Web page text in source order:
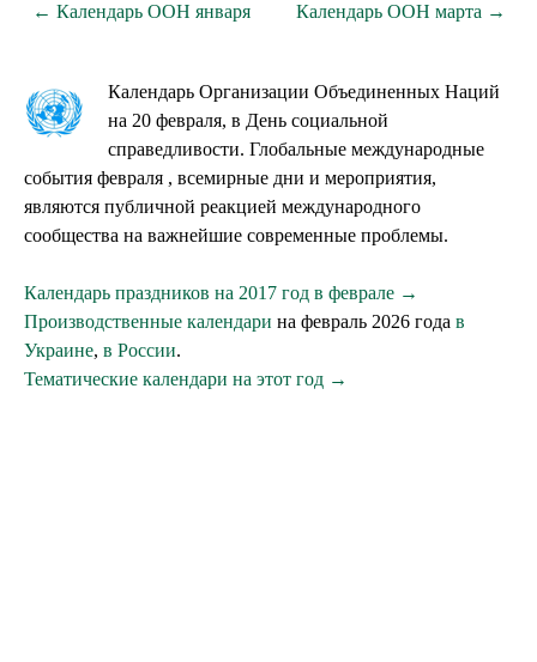
← Календарь ООН января Календарь ООН марта →
Календарь Организации Объединенных Наций
на 20 февраля, в День социальной
справедливости. Глобальные международные
события февраля , всемирные дни и мероприятия,
являются публичной реакцией международного
сообщества на важнейшие современные проблемы.
Календарь праздников на 2017 год в феврале →
Производственные календари на февраль 2026 года в
Украине, в России.
Тематические календари на этот год →